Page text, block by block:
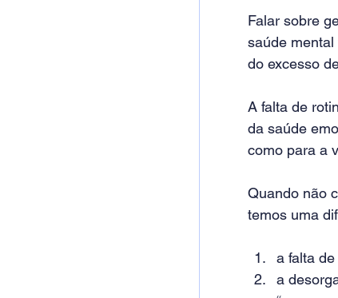
Falar sobre
saúde
do excesso
A falta de
da saúde
como para a
Quando não
temos uma
a falta
a